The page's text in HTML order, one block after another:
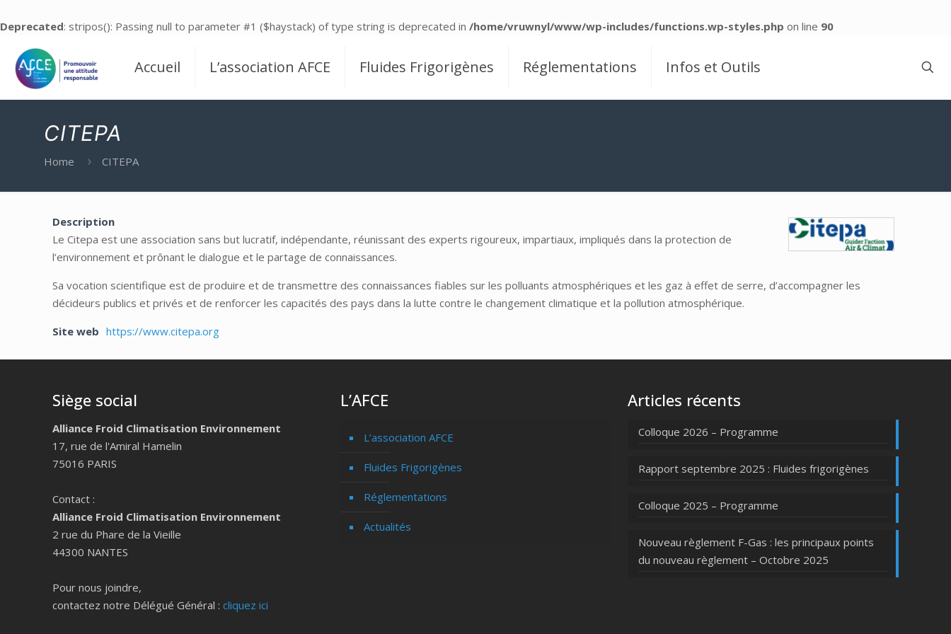
Deprecated: stripos(): Passing null to parameter #1 ($haystack) of type string is deprecated in /home/vruwnyl/www/wp-includes/functions.wp-styles.php on line 90
Accueil L’association AFCE Fluides Frigorigènes Réglementations Infos et Outils
CITEPA
Home CITEPA
Description
Le Citepa est une association sans but lucratif, indépendante, réunissant des experts rigoureux, impartiaux, impliqués dans la protection de
l’environnement et prônant le dialogue et le partage de connaissances.
Sa vocation scientifique est de produire et de transmettre des connaissances fiables sur les polluants atmosphériques et les gaz à effet de serre, d’accompagner les
décideurs publics et privés et de renforcer les capacités des pays dans la lutte contre le changement climatique et la pollution atmosphérique.
Site web https://www.citepa.org
Siège social
Alliance Froid Climatisation Environnement
17, rue de l'Amiral Hamelin
75016 PARIS
Contact :
Alliance Froid Climatisation Environnement
2 rue du Phare de la Vieille
44300 NANTES
Pour nous joindre,
contactez notre Délégué Général : cliquez ici
L’AFCE
L’association AFCE
Fluides Frigorigènes
Réglementations
Actualités
Articles récents
Colloque 2026 – Programme
Rapport septembre 2025 : Fluides frigorigènes
Colloque 2025 – Programme
Nouveau règlement F-Gas : les principaux points
du nouveau règlement – Octobre 2025